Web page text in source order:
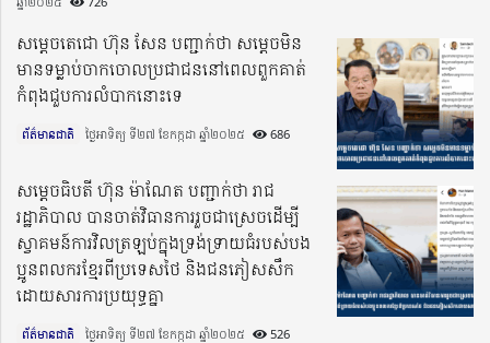
សម្តេចតេជោ ហ៊ុន សែន បញ្ជាក់ថា សម្តេចមិន
មានទម្លាប់ចាកចោលប្រជាជននៅពេលពួកគាត់
កំពុងជួបការលំបាកនោះទេ
ព័ត៌មានជាតិ ថ្ងៃអាទិត្យ ទី២៧ ខែកក្កដា ឆ្នាំ២០២៥​ 686
សម្តេចធិបតី ហ៊ុន ម៉ាណែត បញ្ជាក់ថា រាជ
រដ្ឋាភិបាល បានចាត់វិធានការរួចជាស្រេចដើម្បី
ស្វាគមន៍ការវិលត្រឡប់ក្នុងទ្រង់ទ្រាយធំរបស់បង
ប្អូនពលករខ្មែរពីប្រទេសថៃ និងជនភៀសសឹក
ដោយសារការប្រយុទ្ធគ្នា
ព័ត៌មានជាតិ ថ្ងៃអាទិត្យ ទី២៧ ខែកក្កដា ឆ្នាំ២០២៥​ 526